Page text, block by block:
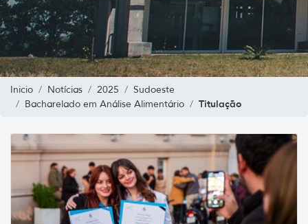
Inicio Notícias 2025
Sudoeste
Bacharelado em Análise Alimentário
Titulação